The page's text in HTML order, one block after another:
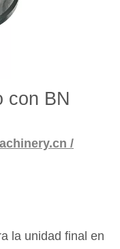
con BN
/
la unidad final en